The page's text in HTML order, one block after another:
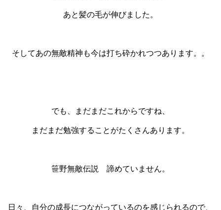
あと髪の毛が伸びました。
そしてあの無敵精神も今は打ち砕かれつつあります。。
でも、まだまだこれからですね、
まだまだ勉強することがたくさんあります。
笹野無敵伝説 諦めていません。
日々、自分の成長につながっているのを感じられるので、